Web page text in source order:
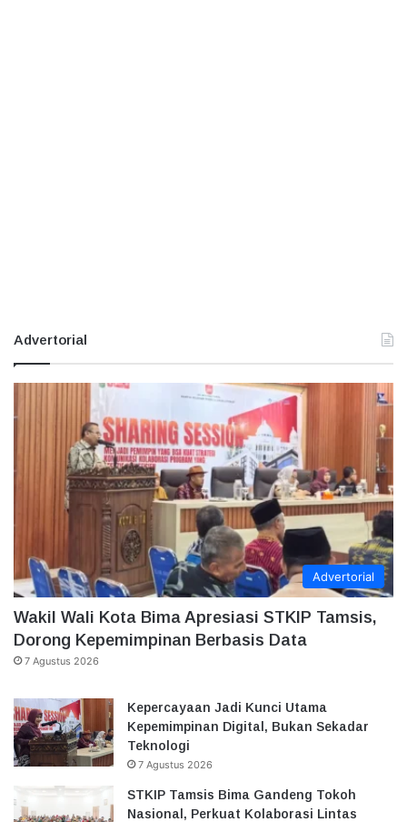
Advertorial
Advertorial
Wakil Wali Kota Bima Apresiasi STKIP Tamsis,
Dorong Kepemimpinan Berbasis Data
7 Agustus 2026
Kepercayaan Jadi Kunci Utama
Kepemimpinan Digital, Bukan Sekadar
Teknologi
7 Agustus 2026
STKIP Tamsis Bima Gandeng Tokoh
Nasional, Perkuat Kolaborasi Lintas